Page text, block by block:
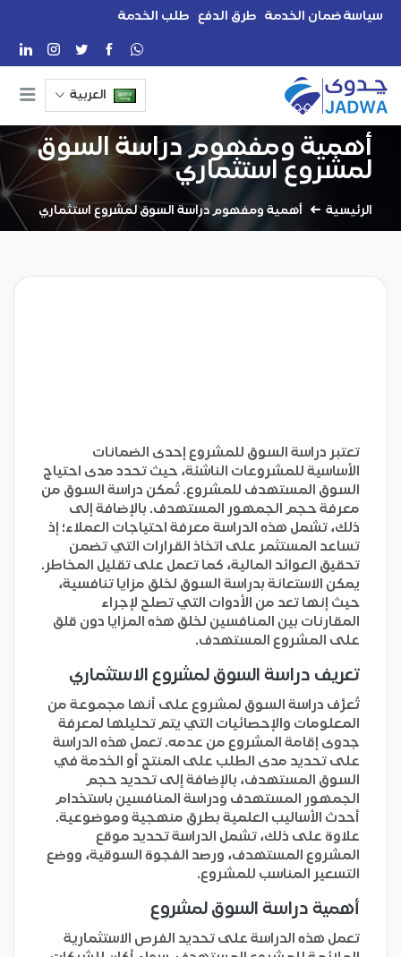
سياسة ضمان الخدمة طرق الدفع طلب الخدمة
العربية
أهمية ومفهوم دراسة السوق
لمشروع استثماري
الرئيسية أهمية ومفهوم دراسة السوق لمشروع استثماري
تعتبر دراسة السوق للمشروع إحدى الضمانات
الأساسية للمشروعات الناشئة، حيث تحدد مدى احتياج
السوق المستهدف للمشروع. تُمكن دراسة السوق من
معرفة حجم الجمهور المستهدف. بالإضافة إلى
ذلك، تشمل هذه الدراسة معرفة احتياجات العملاء؛ إذ
تساعد المستثمر على اتخاذ القرارات التي تضمن
تحقيق العوائد المالية، كما تعمل على تقليل المخاطر.
يمكن الاستعانة بدراسة السوق لخلق مزايا تنافسية،
حيث إنها تعد من الأدوات التي تصلح لإجراء
المقارنات بين المنافسين لخلق هذه المزايا دون قلق
على المشروع المستهدف.
تعريف دراسة السوق لمشروع الاستثماري
تُعرَّف دراسة السوق لمشروع على أنها مجموعة من
المعلومات والإحصائيات التي يتم تحليلها لمعرفة
جدوى إقامة المشروع من عدمه. تعمل هذه الدراسة
على تحديد مدى الطلب على المنتج أو الخدمة في
السوق المستهدف، بالإضافة إلى تحديد حجم
الجمهور المستهدف ودراسة المنافسين باستخدام
أحدث الأساليب العلمية بطرق منهجية وموضوعية.
علاوة على ذلك، تشمل الدراسة تحديد موقع
المشروع المستهدف، ورصد الفجوة السوقية، ووضع
التسعير المناسب للمشروع.
أهمية دراسة السوق لمشروع
تعمل هذه الدراسة على تحديد الفرص الاستثمارية